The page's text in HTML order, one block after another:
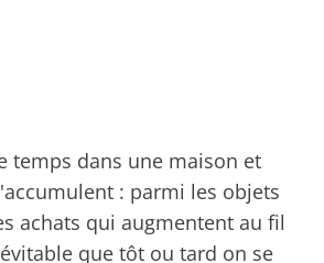
temps dans une maison et
: parmi les objets
achats qui augmentent au fil
que tôt ou tard on se